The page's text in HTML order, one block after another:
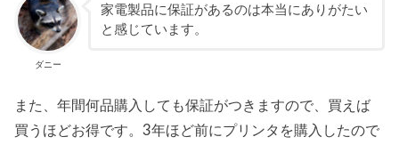
ダニー
家電製品に保証があるのは本当にありがたい
と感じています。
また、年間何品購入しても保証がつきますので、買えば
買うほどお得です。3年ほど前にプリンタを購入したので